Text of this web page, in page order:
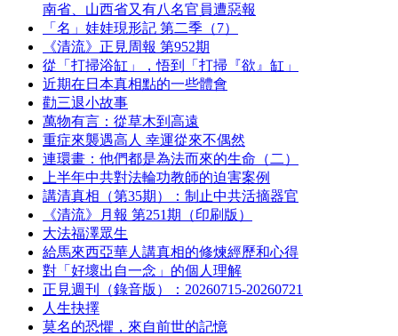
南省、山西省又有八名官員遭惡報
「名」娃娃現形記 第二季（7）
《清流》正見周報 第952期
從「打掃浴缸」，悟到「打掃『欲』缸」
近期在日本真相點的一些體會
勸三退小故事
萬物有言：從草木到高遠
重症來襲遇高人 幸運從來不偶然
連環畫：他們都是為法而來的生命（二）
上半年中共對法輪功教師的迫害案例
講清真相（第35期）：制止中共活摘器官
《清流》月報 第251期（印刷版）
大法福澤眾生
給馬來西亞華人講真相的修煉經歷和心得
對「好壞出自一念」的個人理解
正見週刊（錄音版）：20260715-20260721
人生抉擇
莫名的恐懼，來自前世的記憶